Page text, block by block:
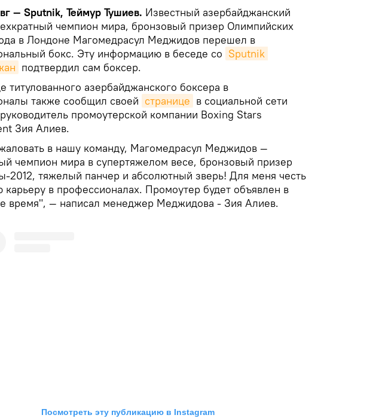
— Sputnik, Теймур Тушиев. Известный азербайджанский
чемпион мира, бронзовый призер Олимпийских
в Лондоне Магомедрасул Меджидов перешел в
бокс. Эту информацию в беседе со Sputnik
подтвердил сам боксер.
титулованного азербайджанского боксера в
также сообщил своей странице в социальной сети
промоутерской компании Boxing Stars
Зия Алиев.
в нашу команду, Магомедрасул Меджидов —
чемпион мира в супертяжелом весе, бронзовый призер
2012, тяжелый панчер и абсолютный зверь! Для меня честь
карьеру в профессионалах. Промоутер будет объявлен в
время", — написал менеджер Меджидова - Зия Алиев.
Посмотреть эту публикацию в Instagram